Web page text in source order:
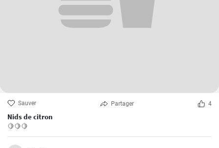
Sauver Partager 4
Nids de citron
🍋🍋🍋